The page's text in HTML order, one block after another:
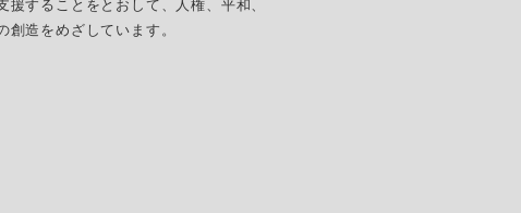
援することをとおして、人権、平和、
創造をめざしています。